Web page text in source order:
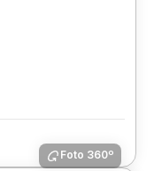
Foto 360º